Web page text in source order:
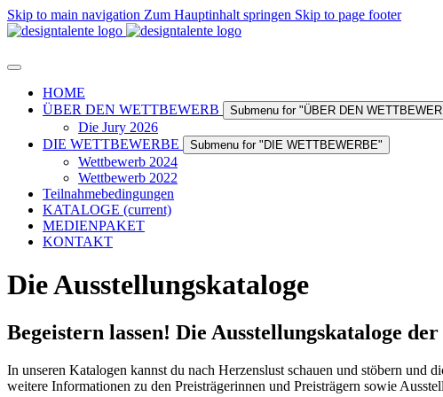
Skip to main navigation Zum Hauptinhalt springen Skip to page footer
HOME
ÜBER DEN WETTBEWERB
Submenu for "ÜBER DEN
Die Jury 2026
DIE WETTBEWERBE
Submenu for "DIE WETTBEWERBE"
Wettbewerb 2024
Wettbewerb 2022
Teilnahmebedingungen
KATALOGE (current)
MEDIENPAKET
KONTAKT
Die Ausstellungskataloge
Begeistern lassen! Die Ausstellungskataloge
In unseren Katalogen kannst du nach Herzenslust schauen und stöbern und
weitere Informationen zu den Preisträgerinnen und Preisträgern sowie